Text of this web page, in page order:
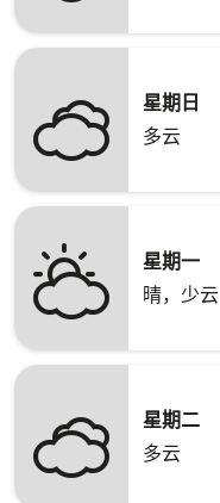
星期日
多云
星期一
晴，少云
星期二
多云